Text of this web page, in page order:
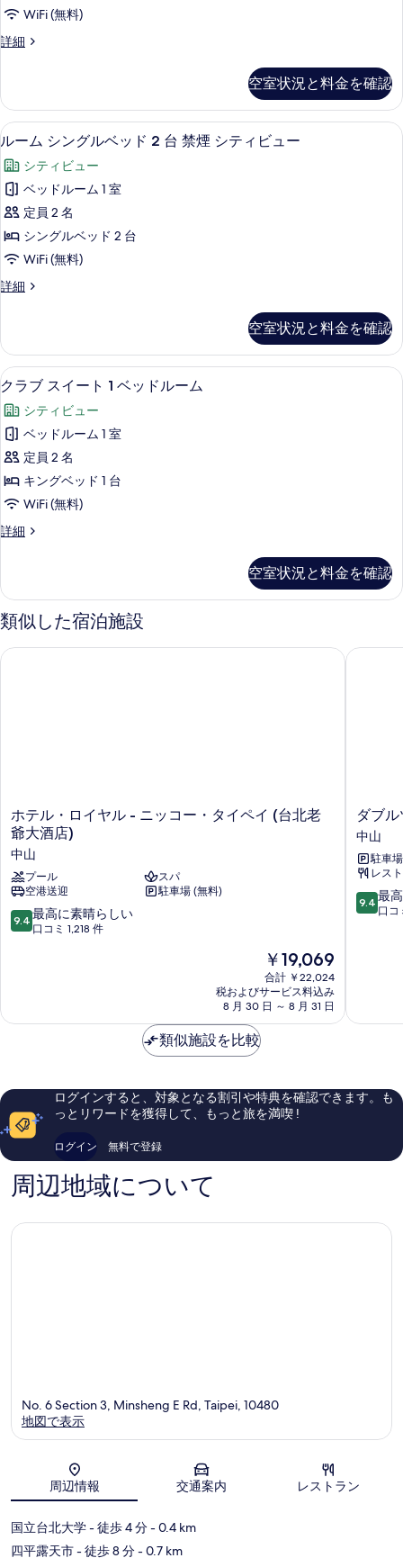
表
示
る
の
写
表
示
す
る
詳
細
ル
ベ
ド
2
台
(View)
の
す
べ
て
の
を
表
示
す
る
WiFi (無料)
詳細
ル
ン
グ
ル
ッ
ド
台
(View)
の
詳
細
空室状況と料金を確認
ル
ー
ム
シ
ン
グ
ル
ベ
ド
2
台
禁
煙
シ
テ
ィ
ビ
の
す
べ
示
す
る
セーフティボックス (室内)、防音設
2
ルーム シングルベッド 2 台 禁煙 シティビュー
シティビュー
ベッドルーム 1 室
定員 2 名
シングルベッド 2 台
WiFi (無料)
詳細
ル
ン
グ
ル
ッ
ド
台
禁
煙
シ
テ
ー
の
詳
空室状況と料金を確認
ク
ラ
ブ
ス
イ
ー
ト
1
ッ
ド
ル
ー
写
真
表
示
す
クラブ スイート 1 ベッドルーム | セ
5
クラブ スイート 1 ベッドルーム
シティビュー
ベッドルーム 1 室
定員 2 名
キングベッド 1 台
WiFi (無料)
詳細
ク
イ
ー
ト
ベ
空室状況と料金を確認
類似した宿泊施設
ホ
テ
ル・
ロ
イ
ヤ
ル
-
イ
北
爺
大
中
山
ホテル・ロイヤル - ニッコー・タイペイ (台北老
爺大酒店)
中山
プール
スパ
空港送迎
駐車場 (無料)
10
段
に
し
口
コ
1,218
件
の
口
9.4 最高に素晴らしい
口コミ 1,218 件
現
在
の
料
金
￥19,069
合計 ￥22,024
税およびサービス料込み
8 月 30 日 ～ 8 月 31 日
ホテル・ロイヤル - ニッコー・タイペイ (台北老爺大酒店)
ダ
ブ
ル
ツ
リ
ー
バ
北
山
ダブ
中山
駐車
レス
10
段
素
い、
口
口
9.4 最
口コ
ダブル
類似施設を比較
ログインすると、対象となる割引や特典を確認できます。も
っとリワードを獲得して、もっと旅を満喫 !
ログイン 無料で登録
周辺地域について
地図
No. 6 Section 3, Minsheng E Rd, Taipei, 10480
地図で表示
周辺情報 交通案内 レストラン
国立台北大学- 徒歩 4 分- 0.4 km
四平露天市- 徒歩 8 分- 0.7 km